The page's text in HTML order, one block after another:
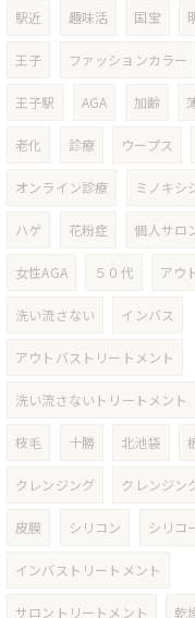
駅近 趣味活 国宝
王子 ファッションカラー
王子駅 AGA 加齢
老化 診療 ウープス
オンライン診療 ミノキシ
ハゲ 花粉症 個人サロ
女性AGA ５０代 アウ
洗い流さない インバス
アウトバストリートメント
洗い流さないトリートメント
枝毛 十勝 北池袋
クレンジング クレンジン
皮膜 シリコン シリコ
インバストリートメント
サロントリートメント 乾